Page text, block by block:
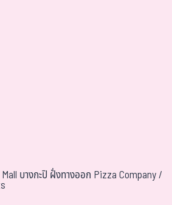
บางกะปิ ฝั่งทางออก Pizza Company /